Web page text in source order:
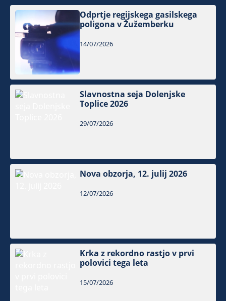
Odprtje regijskega gasilskega
poligona v Žužemberku
14/07/2026
Slavnostna seja Dolenjske
Toplice 2026
29/07/2026
Nova obzorja, 12. julij 2026
12/07/2026
Krka z rekordno rastjo v prvi
polovici tega leta
15/07/2026